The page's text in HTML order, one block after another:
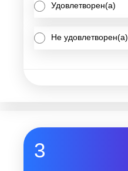
Удовлетворен(а)
Не удовлетворен(а)
3